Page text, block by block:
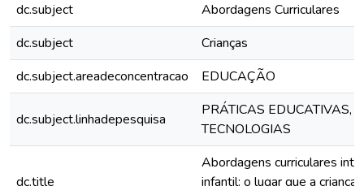
dc.subject
Abordagens Curriculares
dc.subject
Crianças
dc.subject.areadeconcentracao
EDUCAÇÃO
dc.subject.linhadepesquisa
PRÁTICAS EDUCATIVAS,
TECNOLOGIAS
dc.title
Abordagens curriculares
infantil: o lugar que a